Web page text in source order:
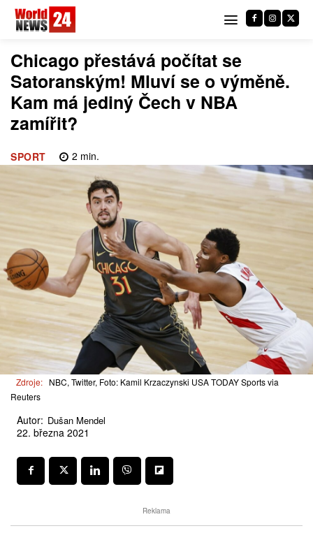
Chicago přestává počítat se
Satoranským! Mluví se o výměně.
Kam má jediný Čech v NBA
zamířit?
SPORT 2 min.
Zdroje: NBC, Twitter, Foto: Kamil Krzaczynski USA TODAY Sports via
Reuters
Autor: Dušan Mendel
22. března 2021
Reklama